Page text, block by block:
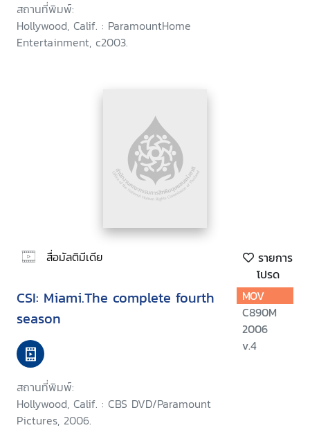
สถานที่พิมพ์:
Hollywood, Calif. : ParamountHome
Entertainment, c2003.
สื่อมัลติมีเดีย
รายการ
โปรด
CSI: Miami.The complete fourth
season
สถานที่พิมพ์:
Hollywood, Calif. : CBS DVD/Paramount
Pictures, 2006.
MOV
C890M
2006
v.4